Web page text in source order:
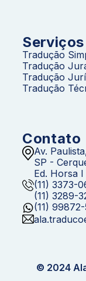
Serviços
Tradução
Tradução
Tradução
Tradução
Contato
Av.
SP -
Ed. Horsa
(11) 3373-
(11) 3289-
(11)
© 2024